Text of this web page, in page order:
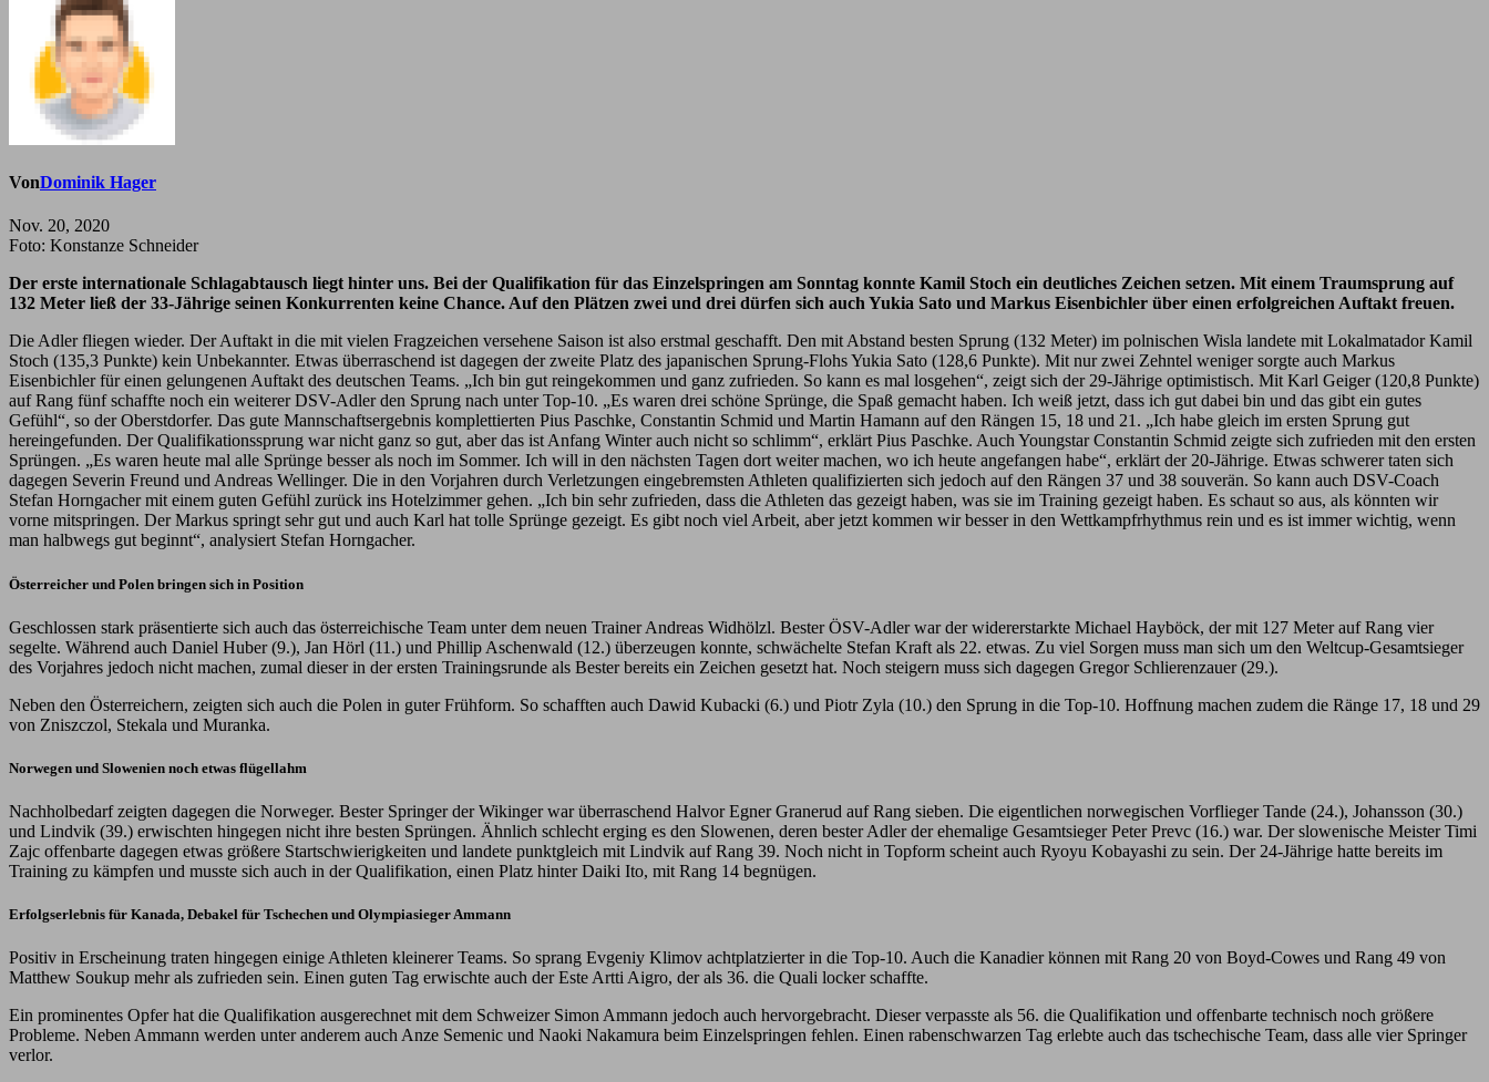
VonDominik Hager
Nov. 20, 2020
Foto: Konstanze Schneider
Der erste internationale Schlagabtausch liegt hinter uns. Bei der Qualifikation für das Einzelspringen am Sonntag konnte Kamil Stoch ein deutliches Zeichen setzen. Mit einem Traumsprung auf
132 Meter ließ der 33-Jährige seinen Konkurrenten keine Chance. Auf den Plätzen zwei und drei dürfen sich auch Yukia Sato und Markus Eisenbichler über einen erfolgreichen Auftakt freuen.
Die Adler fliegen wieder. Der Auftakt in die mit vielen Fragzeichen versehene Saison ist also erstmal geschafft. Den mit Abstand besten Sprung (132 Meter) im polnischen Wisla landete mit Lokalmatador Kamil
Stoch (135,3 Punkte) kein Unbekannter. Etwas überraschend ist dagegen der zweite Platz des japanischen Sprung-Flohs Yukia Sato (128,6 Punkte). Mit nur zwei Zehntel weniger sorgte auch Markus
Eisenbichler für einen gelungenen Auftakt des deutschen Teams. „Ich bin gut reingekommen und ganz zufrieden. So kann es mal losgehen“, zeigt sich der 29-Jährige optimistisch. Mit Karl Geiger (120,8 Punkte)
auf Rang fünf schaffte noch ein weiterer DSV-Adler den Sprung nach unter Top-10. „Es waren drei schöne Sprünge, die Spaß gemacht haben. Ich weiß jetzt, dass ich gut dabei bin und das gibt ein gutes
Gefühl“, so der Oberstdorfer. Das gute Mannschaftsergebnis komplettierten Pius Paschke, Constantin Schmid und Martin Hamann auf den Rängen 15, 18 und 21. „Ich habe gleich im ersten Sprung gut
hereingefunden. Der Qualifikationssprung war nicht ganz so gut, aber das ist Anfang Winter auch nicht so schlimm“, erklärt Pius Paschke. Auch Youngstar Constantin Schmid zeigte sich zufrieden mit den ersten
Sprüngen. „Es waren heute mal alle Sprünge besser als noch im Sommer. Ich will in den nächsten Tagen dort weiter machen, wo ich heute angefangen habe“, erklärt der 20-Jährige. Etwas schwerer taten sich
dagegen Severin Freund und Andreas Wellinger. Die in den Vorjahren durch Verletzungen eingebremsten Athleten qualifizierten sich jedoch auf den Rängen 37 und 38 souverän. So kann auch DSV-Coach
Stefan Horngacher mit einem guten Gefühl zurück ins Hotelzimmer gehen. „Ich bin sehr zufrieden, dass die Athleten das gezeigt haben, was sie im Training gezeigt haben. Es schaut so aus, als könnten wir
vorne mitspringen. Der Markus springt sehr gut und auch Karl hat tolle Sprünge gezeigt. Es gibt noch viel Arbeit, aber jetzt kommen wir besser in den Wettkampfrhythmus rein und es ist immer wichtig, wenn
man halbwegs gut beginnt“, analysiert Stefan Horngacher.
Österreicher und Polen bringen sich in Position
Geschlossen stark präsentierte sich auch das österreichische Team unter dem neuen Trainer Andreas Widhölzl. Bester ÖSV-Adler war der widererstarkte Michael Hayböck, der mit 127 Meter auf Rang vier
segelte. Während auch Daniel Huber (9.), Jan Hörl (11.) und Phillip Aschenwald (12.) überzeugen konnte, schwächelte Stefan Kraft als 22. etwas. Zu viel Sorgen muss man sich um den Weltcup-Gesamtsieger
des Vorjahres jedoch nicht machen, zumal dieser in der ersten Trainingsrunde als Bester bereits ein Zeichen gesetzt hat. Noch steigern muss sich dagegen Gregor Schlierenzauer (29.).
Neben den Österreichern, zeigten sich auch die Polen in guter Frühform. So schafften auch Dawid Kubacki (6.) und Piotr Zyla (10.) den Sprung in die Top-10. Hoffnung machen zudem die Ränge 17, 18 und 29
von Zniszczol, Stekala und Muranka.
Norwegen und Slowenien noch etwas flügellahm
Nachholbedarf zeigten dagegen die Norweger. Bester Springer der Wikinger war überraschend Halvor Egner Granerud auf Rang sieben. Die eigentlichen norwegischen Vorflieger Tande (24.), Johansson (30.)
und Lindvik (39.) erwischten hingegen nicht ihre besten Sprüngen. Ähnlich schlecht erging es den Slowenen, deren bester Adler der ehemalige Gesamtsieger Peter Prevc (16.) war. Der slowenische Meister Timi
Zajc offenbarte dagegen etwas größere Startschwierigkeiten und landete punktgleich mit Lindvik auf Rang 39. Noch nicht in Topform scheint auch Ryoyu Kobayashi zu sein. Der 24-Jährige hatte bereits im
Training zu kämpfen und musste sich auch in der Qualifikation, einen Platz hinter Daiki Ito, mit Rang 14 begnügen.
Erfolgserlebnis für Kanada, Debakel für Tschechen und Olympiasieger Ammann
Positiv in Erscheinung traten hingegen einige Athleten kleinerer Teams. So sprang Evgeniy Klimov achtplatzierter in die Top-10. Auch die Kanadier können mit Rang 20 von Boyd-Cowes und Rang 49 von
Matthew Soukup mehr als zufrieden sein. Einen guten Tag erwischte auch der Este Artti Aigro, der als 36. die Quali locker schaffte.
Ein prominentes Opfer hat die Qualifikation ausgerechnet mit dem Schweizer Simon Ammann jedoch auch hervorgebracht. Dieser verpasste als 56. die Qualifikation und offenbarte technisch noch größere
Probleme. Neben Ammann werden unter anderem auch Anze Semenic und Naoki Nakamura beim Einzelspringen fehlen. Einen rabenschwarzen Tag erlebte auch das tschechische Team, dass alle vier Springer
verlor.